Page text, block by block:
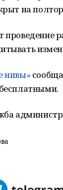
на
проведение
нивы»